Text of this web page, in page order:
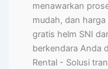
menawarkan
mudah, dan
gratis helm SNI
berkendara Anda
Rental - Solusi